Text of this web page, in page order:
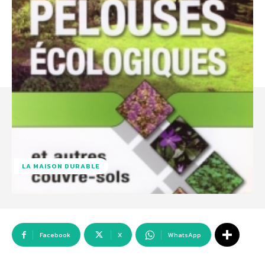
LA MAISON DURABLE
Facebook X WhatsApp